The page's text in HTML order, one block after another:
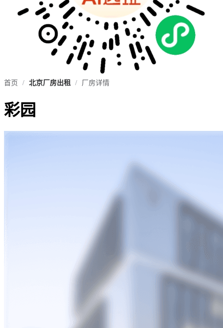
首页 / 北京厂房出租 / 厂房详情
彩园